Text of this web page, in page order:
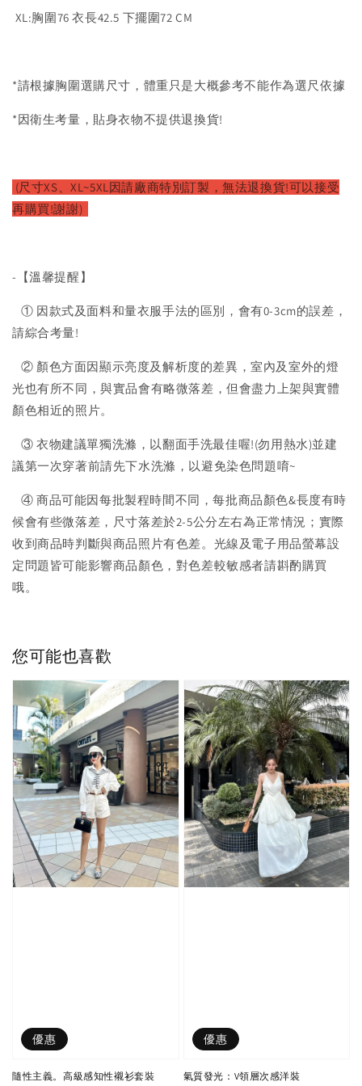
XL:胸圍76 衣長42.5 下擺圍72 CM
*請根據胸圍選購尺寸，體重只是大概參考不能作為選尺依據
*因衛生考量，貼身衣物不提供退換貨!
(尺寸XS、XL~5XL因請廠商特別訂製，無法退換貨!可以接受
再購買!謝謝)
-【溫馨提醒】
① 因款式及面料和量衣服手法的區別，會有0-3cm的誤差，
請綜合考量!
② 顏色方面因顯示亮度及解析度的差異，室內及室外的燈
光也有所不同，與實品會有略微落差，但會盡力上架與實體
顏色相近的照片。
③ 衣物建議單獨洗滌，以翻面手洗最佳喔!(勿用熱水)並建
議第一次穿著前請先下水洗滌，以避免染色問題唷~
④ 商品可能因每批製程時間不同，每批商品顏色&長度有時
候會有些微落差，尺寸落差於2-5公分左右為正常情況；實際
收到商品時判斷與商品照片有色差。光線及電子用品螢幕設
定問題皆可能影響商品顏色，對色差較敏感者請斟酌購買
哦。
您可能也喜歡
優惠
隨性主義。高級感知性襯衫套裝
優惠
氣質發光：V領層次感洋裝